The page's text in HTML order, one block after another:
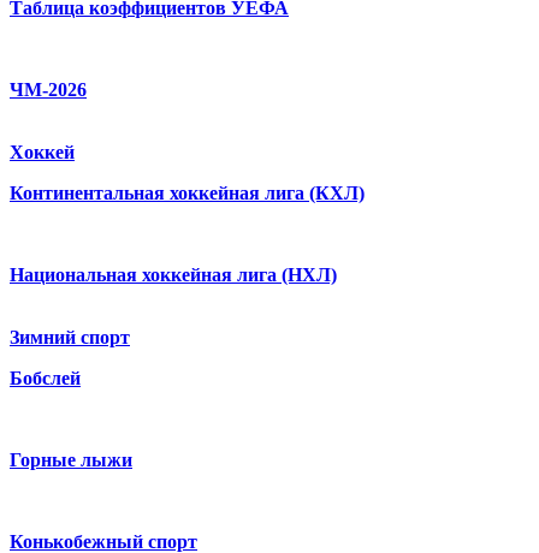
Таблица коэффициентов УЕФА
ЧМ-2026
Хоккей
Континентальная хоккейная лига (КХЛ)
Национальная хоккейная лига (НХЛ)
Зимний спорт
Бобслей
Горные лыжи
Конькобежный спорт